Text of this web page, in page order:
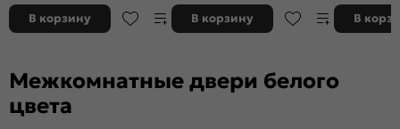
алюминиевая матовый хром,
каркасно-щитовая
В корзину
алюминиевая черная
матовая, каркасно-щитовая
В корзину
матовая,
В
Межкомнатные двери белого
цвета